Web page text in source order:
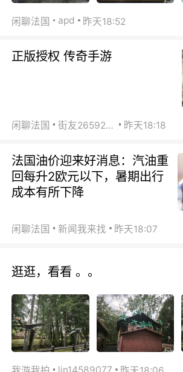
闲聊法国 apd 昨天18:52
正版授权 传奇手游
闲聊法国 街友26592800 昨天18:18
法国油价迎来好消息：汽油重
回每升2欧元以下，暑期出行
成本有所下降
闲聊法国 新闻我来找 昨天18:07
逛逛，看看 。。